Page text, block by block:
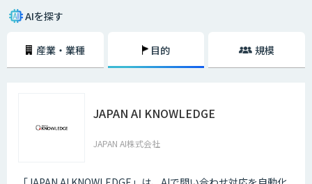
AIを探す
産業・業種 目的 規模
JAPAN AI KNOWLEDGE
JAPAN AI株式会社